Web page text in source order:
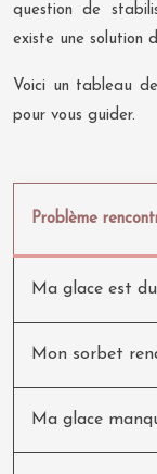
question de
existe une solution
Voici un tableau
pour vous guider.
Problème
Ma glace est
Mon sorbet
Ma glace